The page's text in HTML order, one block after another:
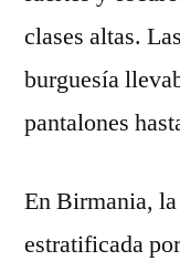
clases altas.
burguesía
pantalones
En Birmania,
estratificada